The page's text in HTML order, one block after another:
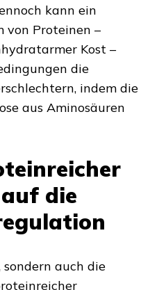
kann ein
von Proteinen –
Kost –
die
indem die
aus Aminosäuren
die
auch die